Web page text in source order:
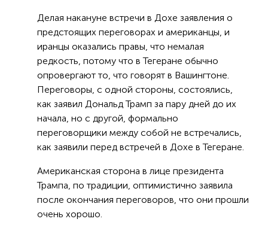
Делая накануне встречи в Дохе заявления о
предстоящих переговорах и американцы, и
иранцы оказались правы, что немалая
редкость, потому что в Тегеране обычно
опровергают то, что говорят в Вашингтоне.
Переговоры, с одной стороны, состоялись,
как заявил Дональд Трамп за пару дней до их
начала, но с другой, формально
переговорщики между собой не встречались,
как заявили перед встречей в Дохе в Тегеране.
Американская сторона в лице президента
Трампа, по традиции, оптимистично заявила
после окончания переговоров, что они прошли
очень хорошо.